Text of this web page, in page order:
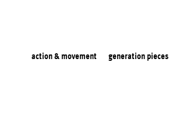
action & movement generation pieces